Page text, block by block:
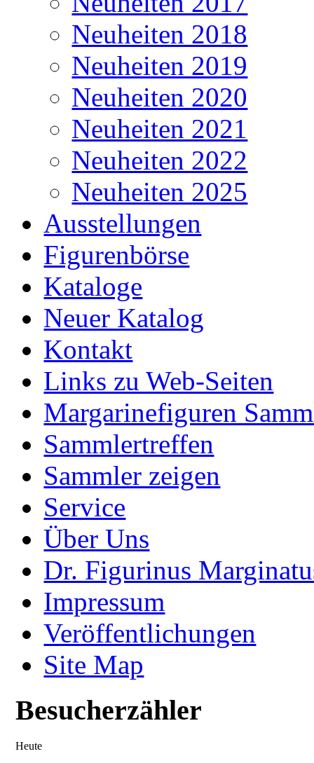
Neuheiten 2018
Neuheiten 2019
Neuheiten 2020
Neuheiten 2021
Neuheiten 2022
Neuheiten 2025
Ausstellungen
Figurenbörse
Kataloge
Neuer Katalog
Kontakt
Links zu Web-Seiten
Margarinefiguren
Sammlertreffen
Sammler zeigen
Service
Über Uns
Dr. Figurinus
Impressum
Veröffentlichungen
Site Map
Besucherzähler
Heute